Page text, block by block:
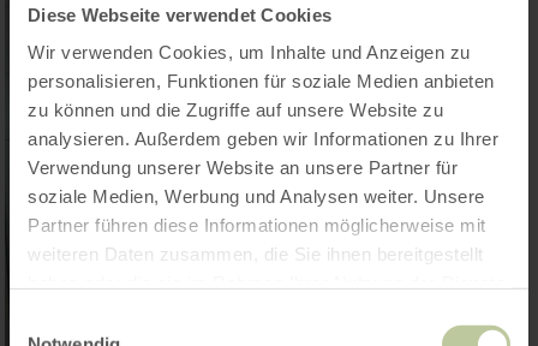
Diese Webseite verwendet Cookies
Wir verwenden Cookies, um Inhalte und Anzeigen zu
personalisieren, Funktionen für soziale Medien anbieten
zu können und die Zugriffe auf unsere Website zu
analysieren. Außerdem geben wir Informationen zu Ihrer
Verwendung unserer Website an unsere Partner für
soziale Medien, Werbung und Analysen weiter. Unsere
Partner führen diese Informationen möglicherweise mit
weiteren Daten zusammen, die Sie ihnen bereitgestellt